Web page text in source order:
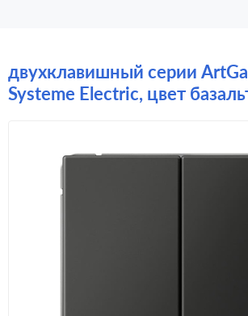
двухклавишный серии
Systeme Electric, цвет